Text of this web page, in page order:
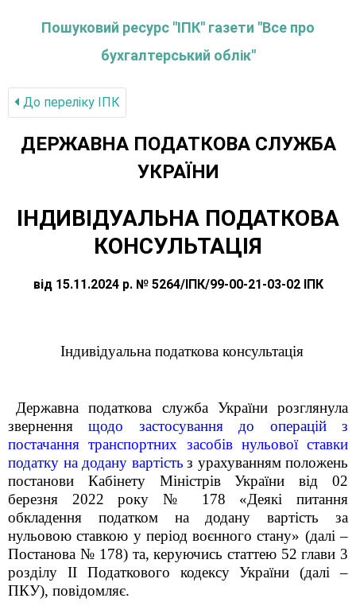
Пошуковий ресурс "ІПК" газети "Все про
бухгалтерський облік"
До переліку IПК
ДЕРЖАВНА ПОДАТКОВА СЛУЖБА
УКРАЇНИ
ІНДИВІДУАЛЬНА ПОДАТКОВА
КОНСУЛЬТАЦІЯ
від 15.11.2024 р. № 5264/ІПК/99-00-21-03-02 ІПК
Індивідуальна податкова консультація
Державна податкова служба України розглянула
зверненнящодо застосування до операцій з
постачання транспортних засобів нульової ставки
податку на додану вартість з урахуванням положень
постанови Кабінету Міністрів України від 02
березня 2022 року № 178 «Деякі питання
обкладення податком на додану вартість за
нульовою ставкою у період воєнного стану» (далі –
Постанова № 178) та, керуючись статтею 52 глави 3
розділу ІІ Податкового кодексу України (далі –
ПКУ), повідомляє.